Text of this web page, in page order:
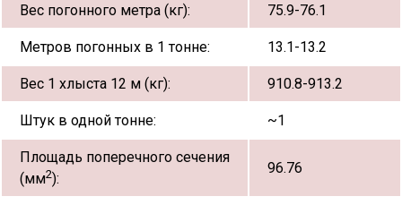
Вес погонного метра (кг): 75.9-76.1
Метров погонных в 1 тонне: 13.1-13.2
Вес 1 хлыста 12 м (кг): 910.8-913.2
Штук в одной тонне: ~1
Площадь поперечного сечения
(мм2):
96.76